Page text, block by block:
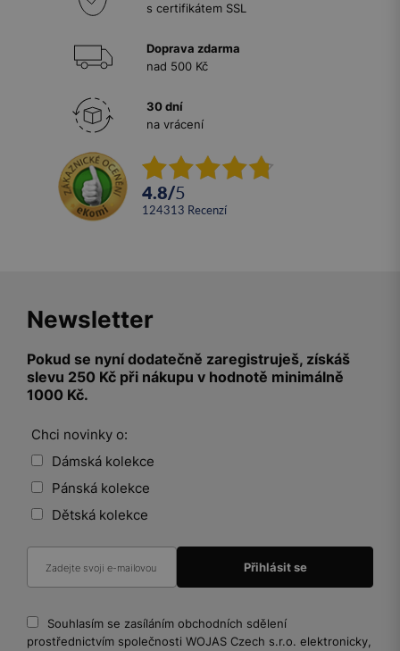
s certifikátem SSL
Doprava zdarma
nad 500 Kč
30 dní
na vrácení
4.8/5
124313 recenzí
Newsletter
Pokud se nyní dodatečně zaregistruješ, získáš
slevu 250 Kč při nákupu v hodnotě minimálně
1000 Kč.
Chci novinky o:
Dámská kolekce
Pánská kolekce
Dětská kolekce
Souhlasím se zasíláním obchodních sdělení
prostřednictvím společnosti WOJAS Czech s.r.o. elektronicky,